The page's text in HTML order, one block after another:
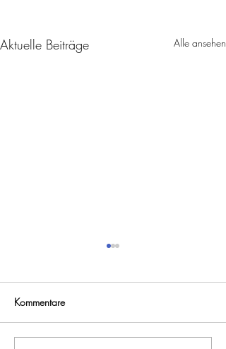
Aktuelle Beiträge Alle ansehen
Kommentare